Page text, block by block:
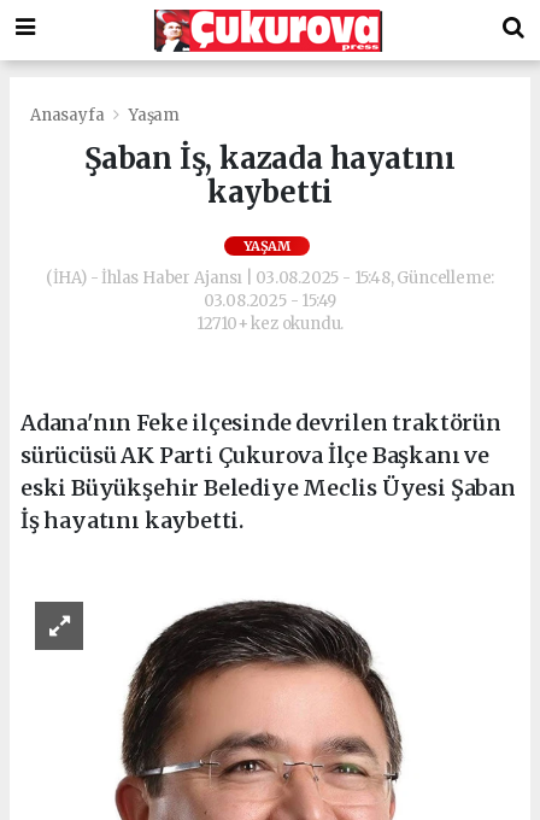
Anasayfa Yaşam
Şaban İş, kazada hayatını
kaybetti
YAŞAM
(İHA) - İhlas Haber Ajansı | 03.08.2025 - 15:48, Güncelleme:
03.08.2025 - 15:49
12710+ kez okundu.
Adana'nın Feke ilçesinde devrilen traktörün
sürücüsü AK Parti Çukurova İlçe Başkanı ve
eski Büyükşehir Belediye Meclis Üyesi Şaban
İş hayatını kaybetti.